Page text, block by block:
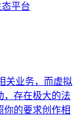
平台
关业务，而虚拟
，存在极大的法
你的要求创作相